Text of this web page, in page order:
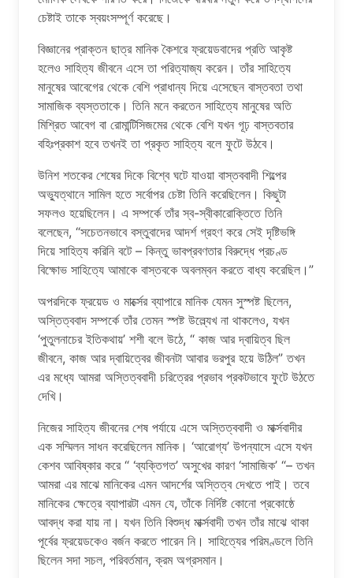
চেষ্টাই তাকে স্বয়ংসম্পূর্ণ করেছে।
বিজ্ঞানের প্রাক্তন ছাত্র মানিক কৈশরে ফ্রয়েডবাদের প্রতি আকৃষ্ট
হলেও সাহিত্য জীবনে এসে তা পরিত্যাজ্য করেন। তাঁর সাহিত্যে
মানুষের আবেগের থেকে বেশি প্রাধান্য দিয়ে এসেছেন বাস্তবতা তথা
সামাজিক ব্যস্ততাকে। তিনি মনে করতেন সাহিত্যে মানুষের অতি
মিশ্রিত আবেগ বা রোমান্টিসিজমের থেকে বেশি যখন গূঢ় বাস্তবতার
বহিঃপ্রকাশ হবে তখনই তা প্রকৃত সাহিত্য বলে ফুটে উঠবে।
উনিশ শতকের শেষের দিকে বিশ্বে ঘটে যাওয়া বাস্তববাদী শিল্পের
অভ্যুত্থানে সামিল হতে সর্বোপর চেষ্টা তিনি করেছিলেন। কিছুটা
সফলও হয়েছিলেন। এ সম্পর্কে তাঁর স্ব-স্বীকারোক্তিতে তিনি
বলেছেন, “সচেতনভাবে বস্তুবাদের আদর্শ গ্রহণ করে সেই দৃষ্টিভঙ্গি
দিয়ে সাহিত্য করিনি বটে – কিন্তু ভাবপ্রবণতার বিরুদ্ধে প্রচণ্ড
বিক্ষোভ সাহিত্যে আমাকে বাস্তবকে অবলম্বন করতে বাধ্য করেছিল।”
অপরদিকে ফ্রয়েড ও মার্ক্সের ব্যাপারে মানিক যেমন সুস্পষ্ট ছিলেন,
অস্তিত্ববাদ সম্পর্কে তাঁর তেমন স্পষ্ট উল্ল্যেখ না থাকলেও, যখন
‘পুতুলনাচের ইতিকথায়’ শশী বলে উঠে, “ কাজ আর দ্বায়িত্ব ছিল
জীবনে, কাজ আর দ্বায়িত্বের জীবনটা আবার ভরপুর হয়ে উঠিল” তখন
এর মধ্যে আমরা অস্তিত্ববাদী চরিত্রের প্রভাব প্রকটভাবে ফুটে উঠতে
দেখি।
নিজের সাহিত্য জীবনের শেষ পর্যায়ে এসে অস্তিত্ববাদী ও মার্ক্সবাদীর
এক সম্মিলন সাধন করেছিলেন মানিক। ‘আরোগ্য’ উপন্যাসে এসে যখন
কেশব আবিষ্কার করে “ ‘ব্যক্তিগত’ অসুখের কারণ ‘সামাজিক’ “– তখন
আমরা এর মাঝে মানিকের এমন আদর্শের অস্তিত্ব দেখতে পাই। তবে
মানিকের ক্ষেত্রে ব্যাপারটা এমন যে, তাঁকে নির্দিষ্ট কোনো প্রকোষ্ঠে
আবদ্ধ করা যায় না। যখন তিনি বিশুদ্ধ মার্ক্সবাদী তখন তাঁর মাঝে থাকা
পূর্বের ফ্রয়েডকেও বর্জন করতে পারেন নি। সাহিত্যের পরিমণ্ডলে তিনি
ছিলেন সদা সচল, পরিবর্তমান, ক্রম অগ্রসমান।